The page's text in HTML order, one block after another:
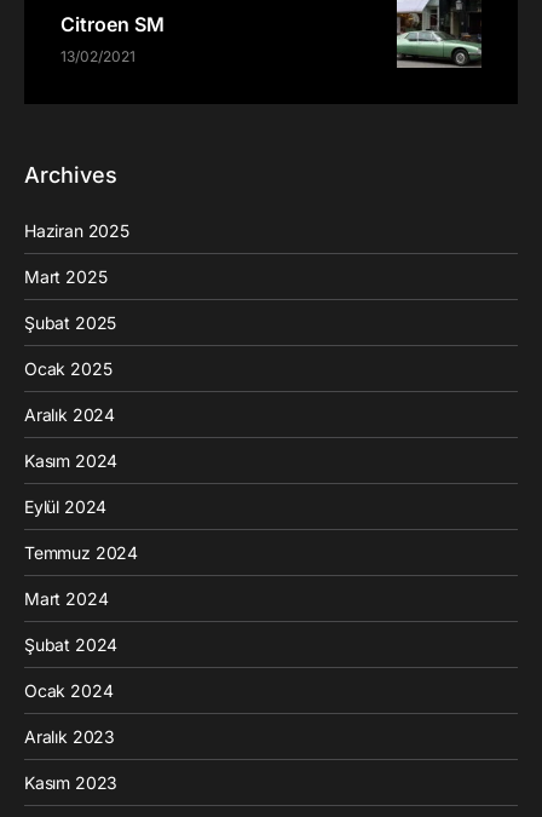
Citroen SM
13/02/2021
Archives
Haziran 2025
Mart 2025
Şubat 2025
Ocak 2025
Aralık 2024
Kasım 2024
Eylül 2024
Temmuz 2024
Mart 2024
Şubat 2024
Ocak 2024
Aralık 2023
Kasım 2023